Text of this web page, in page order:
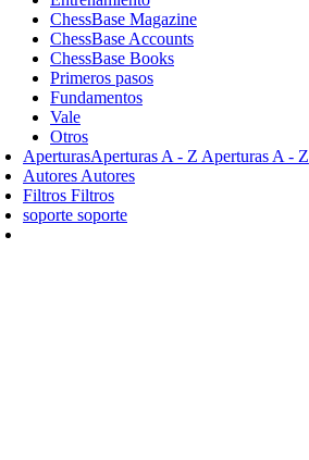
ChessBase Magazine
ChessBase Accounts
ChessBase Books
Primeros pasos
Fundamentos
Vale
Otros
AperturasAperturas A - Z Aperturas A - Z
Autores Autores
Filtros Filtros
soporte soporte